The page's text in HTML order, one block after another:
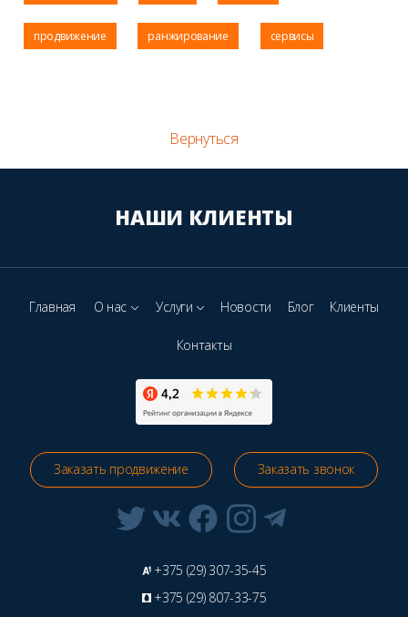
продвижение ранжирование сервисы
Вернуться
НАШИ КЛИЕНТЫ
Главная О нас Услуги Новости Блог Клиенты
Контакты
Заказать продвижение Заказать звонок
+375 (29) 307-35-45
+375 (29) 807-33-75